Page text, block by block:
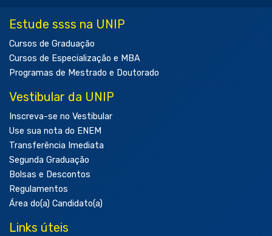
Estude ssss na UNIP
Cursos de Graduação
Cursos de Especialização e MBA
Programas de Mestrado e Doutorado
Vestibular da UNIP
Inscreva-se no Vestibular
Use sua nota do ENEM
Transferência Imediata
Segunda Graduação
Bolsas e Descontos
Regulamentos
Área do(a) Candidato(a)
Links úteis